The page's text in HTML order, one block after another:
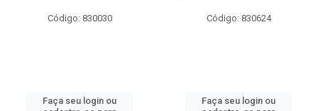
Código: 830030
Faça seu login ou
Código: 830624
Faça seu login ou